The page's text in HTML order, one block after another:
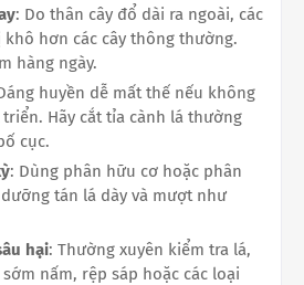
: Do thân cây đổ dài ra ngoài, các
hơn các cây thông thường.
hàng ngày.
huyền dễ mất thế nếu không
Hãy cắt tỉa cành lá thường
cục.
: Dùng phân hữu cơ hoặc phân
tán lá dày và mượt như
hại: Thường xuyên kiểm tra lá,
nấm, rệp sáp hoặc các loại